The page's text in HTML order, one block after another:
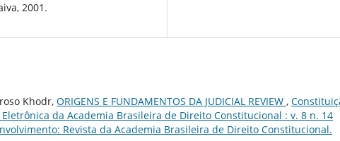
2001.
Khodr, ORIGENS E FUNDAMENTOS DA JUDICIAL REVIEW ,
da Academia Brasileira de Direito Constitucional : v. 8 n. 14
Revista da Academia Brasileira de Direito Constitucional.